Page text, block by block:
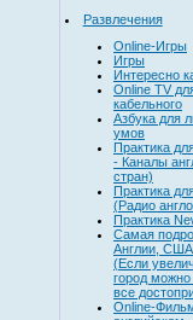
Развлечения
Online-Игры
Игры
Интересно
Online TV
кабельного
Азбука для
умов
Практика
- Каналы
стран)
Практика
(Радио
Практика
Самая
Англии,
(Если
город
все
Online-